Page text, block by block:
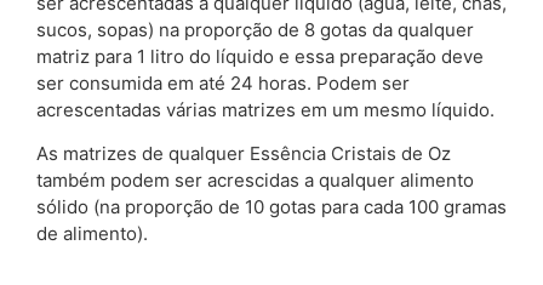
sucos, sopas) na proporção de 8 gotas da qualquer
matriz para 1 litro do líquido e essa preparação deve
ser consumida em até 24 horas. Podem ser
acrescentadas várias matrizes em um mesmo líquido.
As matrizes de qualquer Essência Cristais de Oz
também podem ser acrescidas a qualquer alimento
sólido (na proporção de 10 gotas para cada 100 gramas
de alimento).